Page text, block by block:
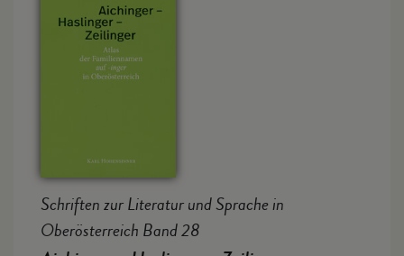
Schriften zur Literatur und Sprache in
Oberösterreich Band 28